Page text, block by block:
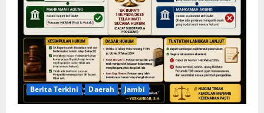
Berita Terkini Daerah Jambi